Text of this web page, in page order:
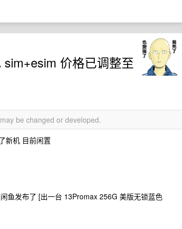
价格已调整至
be changed or developed.
新机 目前闲置
鱼发布了 [出一台 13Promax 256G 美版无锁蓝色